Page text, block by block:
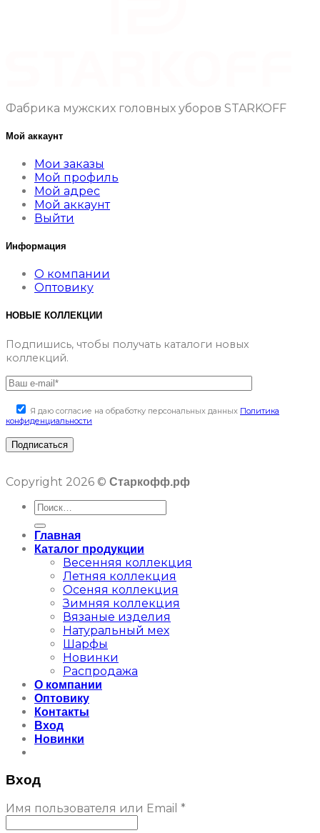
Фабрика мужских головных уборов STARKOFF
Мой аккаунт
Мои заказы
Мой профиль
Мой адрес
Мой аккаунт
Выйти
Информация
О компании
Оптовику
НОВЫЕ КОЛЛЕКЦИИ
Подпишись, чтобы получать каталоги новых
коллекций.
Я даю согласие на обработку персональных данных Политика
конфиденциальности
Copyright 2026 © Старкофф.рф
Искать:
Главная
Каталог продукции
Весенняя коллекция
Летняя коллекция
Осеняя коллекция
Зимняя коллекция
Вязаные изделия
Натуральный мех
Шарфы
Новинки
Распродажа
О компании
Оптовику
Контакты
Вход
Новинки
Вход
Имя пользователя или Email *